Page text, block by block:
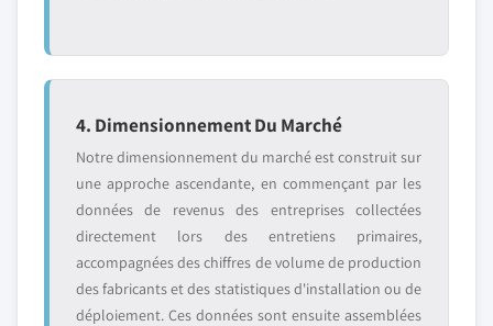
4. Dimensionnement Du Marché
Notre dimensionnement du marché est construit sur
une approche ascendante, en commençant par les
données de revenus des entreprises collectées
directement lors des entretiens primaires,
accompagnées des chiffres de volume de production
des fabricants et des statistiques d'installation ou de
déploiement. Ces données sont ensuite assemblées